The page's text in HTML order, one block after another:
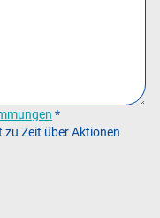
*
Zeit über Aktionen